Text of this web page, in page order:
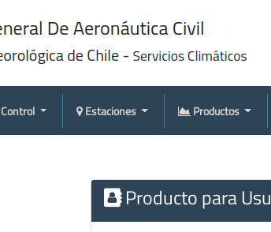
Control Estaciones Productos
Producto para